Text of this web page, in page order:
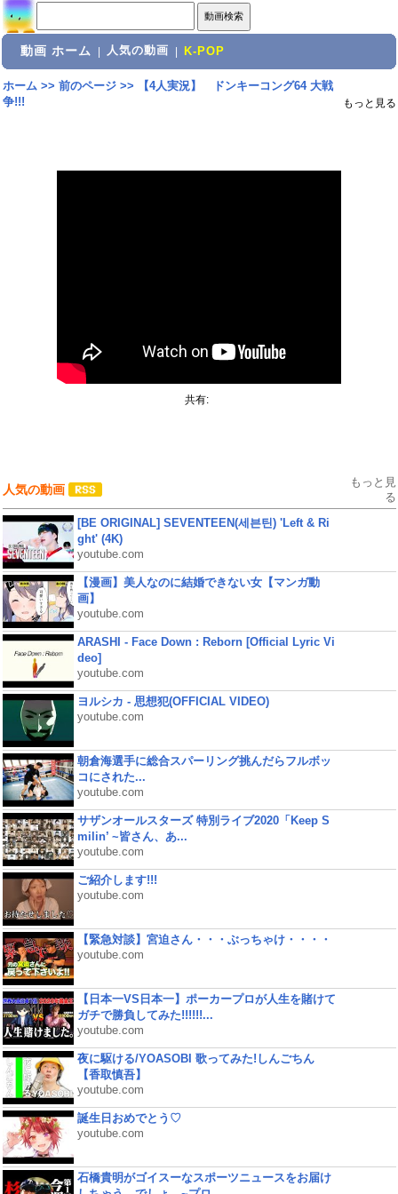
動画 ホーム 人気の動画 K-POP
ホーム>> 前のページ>>
【4人実況】 ドンキーコング64 大戦
争!!!
もっと見る
共有:
人気の動画
もっと見
る
[BE ORIGINAL] SEVENTEEN(세븐틴) 'Left & Ri
ght' (4K)
youtube.com
【漫画】美人なのに結婚できない女【マンガ動
画】
youtube.com
ARASHI - Face Down : Reborn [Official Lyric Vi
deo]
youtube.com
ヨルシカ - 思想犯(OFFICIAL VIDEO)
youtube.com
朝倉海選手に総合スパーリング挑んだらフルボッ
コにされた...
youtube.com
サザンオールスターズ 特別ライブ2020「Keep S
milin’ ~皆さん、あ...
youtube.com
ご紹介します!!!
youtube.com
【緊急対談】宮迫さん・・・ぶっちゃけ・・・・
youtube.com
【日本一VS日本一】ポーカープロが人生を賭けて
ガチで勝負してみた!!!!!!...
youtube.com
夜に駆ける/YOASOBI 歌ってみた!しんごちん
【香取慎吾】
youtube.com
誕生日おめでとう♡
youtube.com
石橋貴明がゴイスーなスポーツニュースをお届け